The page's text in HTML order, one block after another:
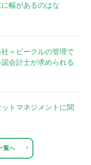
幅があるのはな
＝ビークルの管理で
会計士が求められる
トマネジメントに関
覧へ